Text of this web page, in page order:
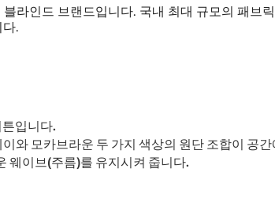
라인드 브랜드입니다. 국내 최대 규모의 패브
.
입니다.
와 모카브라운 두 가지 색상의 원단 조합이 공
웨이브(주름)를 유지시켜 줍니다.